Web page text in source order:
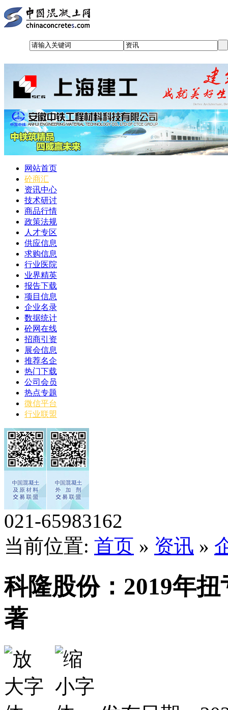
网站首页
砼商汇
资讯中心
技术研讨
商品行情
政策法规
人才专区
供应信息
求购信息
行业医院
业界精英
报告下载
项目信息
企业名录
数据统计
砼网在线
招商引资
展会信息
推荐名企
热门下载
公司会员
热点专题
微信平台
行业联盟
021-65983162
当前位置: 首页 » 资讯 »
科隆股份：2019年
著